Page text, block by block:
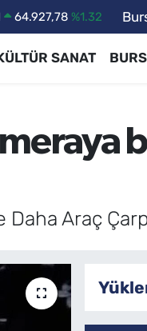
47,5894 %0.08
13.703 %11
%1.32
SANAT
Daha Araç